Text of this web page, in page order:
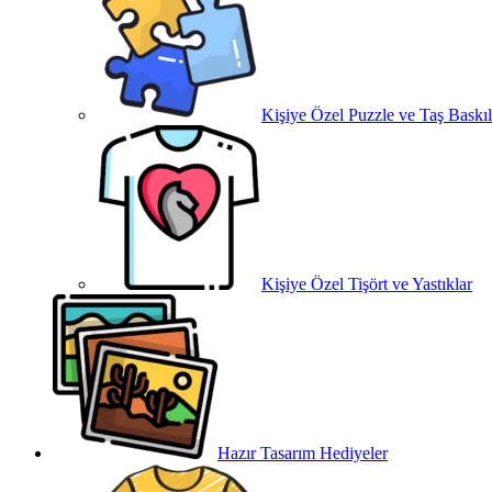
Kişiye Özel Puzzle ve Taş
Kişiye Özel Tişört ve Yastıklar
Hazır Tasarım Hediyeler